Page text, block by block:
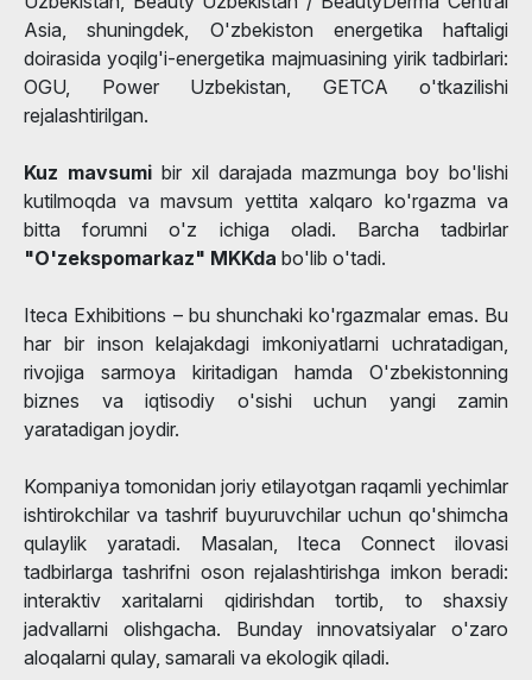
Asia, shuningdek, O'zbekiston energetika haftaligi
doirasida yoqilg'i-energetika majmuasining yirik tadbirlari:
OGU, Power Uzbekistan, GETCA o'tkazilishi
rejalashtirilgan.
Kuz mavsumi bir xil darajada mazmunga boy bo'lishi
kutilmoqda va mavsum yettita xalqaro ko'rgazma va
bitta forumni o'z ichiga oladi. Barcha tadbirlar
"O'zekspomarkaz" MKKda bo'lib o'tadi.
Iteca Exhibitions – bu shunchaki ko'rgazmalar emas. Bu
har bir inson kelajakdagi imkoniyatlarni uchratadigan,
rivojiga sarmoya kiritadigan hamda O'zbekistonning
biznes va iqtisodiy o'sishi uchun yangi zamin
yaratadigan joydir.
Kompaniya tomonidan joriy etilayotgan raqamli yechimlar
ishtirokchilar va tashrif buyuruvchilar uchun qo'shimcha
qulaylik yaratadi. Masalan, Iteca Connect ilovasi
tadbirlarga tashrifni oson rejalashtirishga imkon beradi:
interaktiv xaritalarni qidirishdan tortib, to shaxsiy
jadvallarni olishgacha. Bunday innovatsiyalar o'zaro
aloqalarni qulay, samarali va ekologik qiladi.